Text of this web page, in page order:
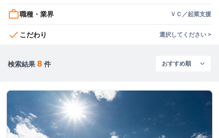
work_outline職種・業界 ＶＣ／起業支援
check こだわり 選択してください >
検索結果 8 件